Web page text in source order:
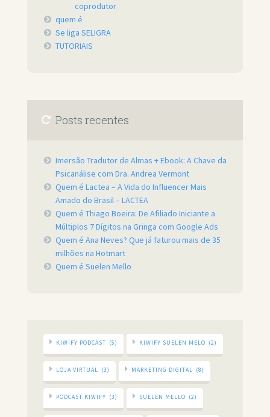
coprodutor
quem é
Se liga SELIGRA
TUTORIAIS
Posts recentes
Imersão Tradutor de Almas + Ebook: A Chave da
Psicanálise com Dra. Andrea Vermont
Quem é Lactea – A Vida do Influencer Mais
Amado do Brasil – LACTEA
Quem é Thiago Boeira: De Afiliado Iniciante a
Múltiplos 7 Dígitos na Gringa com Google Ads
Quem é Ana Neves? Que já faturou mais de 35
milhões na Hotmart
Quem é Suelen Mello
KIWIFY PODCAST (5) KIWIFY SUELEN MELO (2)
LOJA VIRTUAL (3) MARKETING DIGITAL (8)
PODCAST KIWIFY (3) SUELEN MELLO (2)